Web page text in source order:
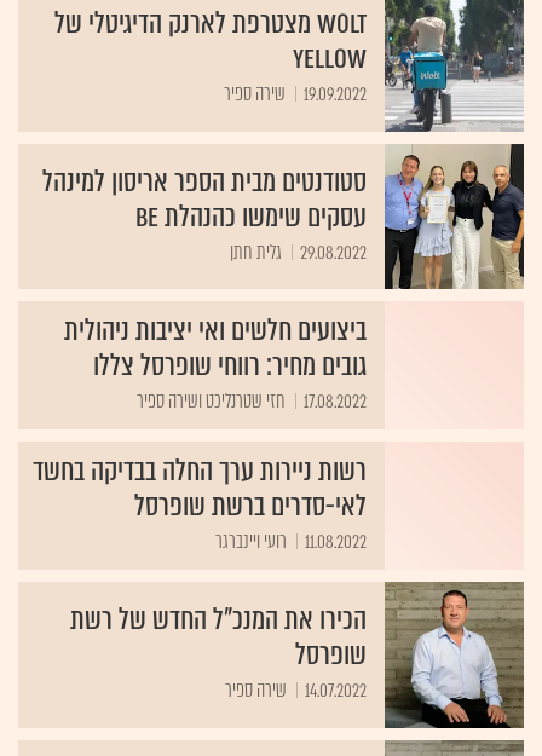
Wolt מצטרפת לארנק הדיגיטלי של
Yellow
19.09.2022 שירה ספיר
סטודנטים מבית הספר אריסון למינהל
עסקים שימשו כהנהלת Be
29.08.2022 גלית חתן
ביצועים חלשים ואי יציבות ניהולית
גובים מחיר: רווחי שופרסל צללו
17.08.2022 חזי שטרנליכט ושירה ספיר
רשות ניירות ערך החלה בבדיקה בחשד
לאי-סדרים ברשת שופרסל
11.08.2022 רועי ויינברגר
הכירו את המנכ"ל החדש של רשת
שופרסל
14.07.2022 שירה ספיר